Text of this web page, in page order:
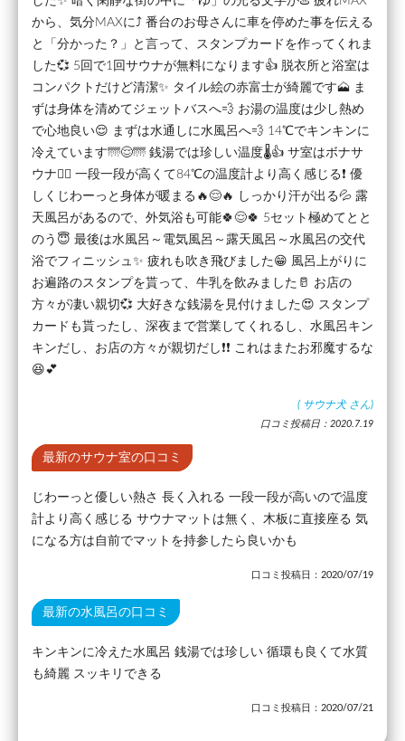
から、気分MAXに⤴️ 番台のお母さんに車を停めた事を伝える
と「分かった？」と言って、スタンプカードを作ってくれま
した💞 5回で1回サウナが無料になります👍 脱衣所と浴室は
コンパクトだけど清潔✨ タイル絵の赤富士が綺麗です🗻 ま
ずは身体を清めてジェットバスへ💨 お湯の温度は少し熱め
で心地良い😌 まずは水通しに水風呂へ💨 14℃でキンキンに
冷えています🌁😌🌁 銭湯では珍しい温度🌡️👍 サ室はボナサ
ウナ🧖‍♂️ 一段一段が高くて84℃の温度計より高く感じる❗ 優
しくじわーっと身体が暖まる🔥😌🔥 しっかり汗が出る💦 露
天風呂があるので、外気浴も可能🍀😌🍀 5セット極めてとと
のう😇 最後は水風呂～電気風呂～露天風呂～水風呂の交代
浴でフィニッシュ✨ 疲れも吹き飛びました😁 風呂上がりに
お遍路のスタンプを貰って、牛乳を飲みました🥛 お店の
方々が凄い親切💞 大好きな銭湯を見付けました😍 スタンプ
カードも貰ったし、深夜まで営業してくれるし、水風呂キン
キンだし、お店の方々が親切だし❗❗ これはまたお邪魔するな
😆💕
( サウナ犬 さん)
口コミ投稿日：2020.7.19
最新のサウナ室の口コミ
じわーっと優しい熱さ 長く入れる 一段一段が高いので温度
計より高く感じる サウナマットは無く、木板に直接座る 気
になる方は自前でマットを持参したら良いかも
口コミ投稿日：2020/07/19
最新の水風呂の口コミ
キンキンに冷えた水風呂 銭湯では珍しい 循環も良くて水質
も綺麗 スッキリできる
口コミ投稿日：2020/07/21